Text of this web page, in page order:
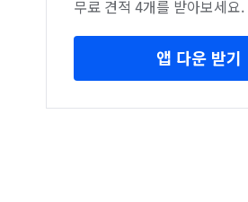
무료 견적 4개를 받아보세요.
앱 다운 받기